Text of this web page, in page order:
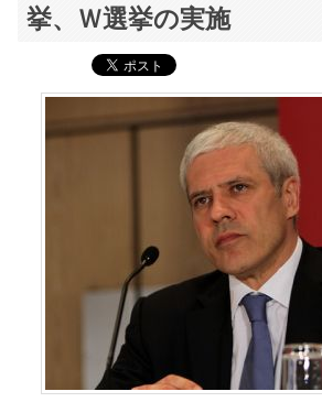
挙、Ｗ選挙の実施